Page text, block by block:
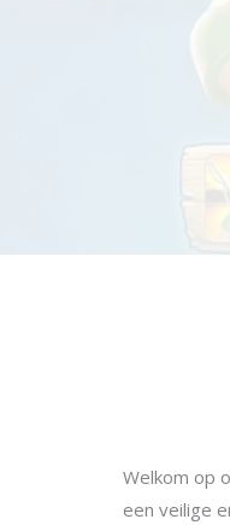
Welkom op
een veilige